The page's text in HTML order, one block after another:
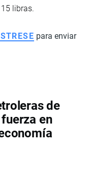
libras.
para enviar
de
en